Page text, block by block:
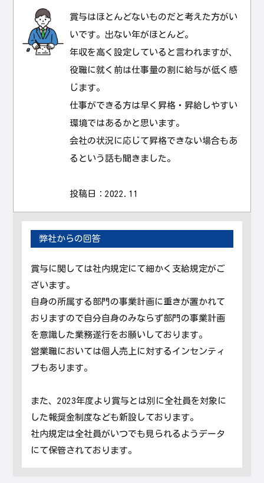
賞与はほとんどないものだと考えた方がい
いです。出ない年がほとんど。
年収を高く設定していると言われますが、
役職に就く前は仕事量の割に給与が低く感
じます。
仕事ができる方は早く昇格・昇給しやすい
環境ではあるかと思います。
会社の状況に応じて昇格できない場合もあ
るという話も聞きました。
投稿日：2022.11
弊社からの回答
賞与に関しては社内規定にて細かく支給規定がご
ざいます。
自身の所属する部門の事業計画に重きが置かれて
おりますので自分自身のみならず部門の事業計画
を意識した業務遂行をお願いしております。
営業職においては個人売上に対するインセンティ
ブもあります。
また、2023年度より賞与とは別に全社員を対象に
した報奨金制度なども新設しております。
社内規定は全社員がいつでも見られるようデータ
にて保管されております。